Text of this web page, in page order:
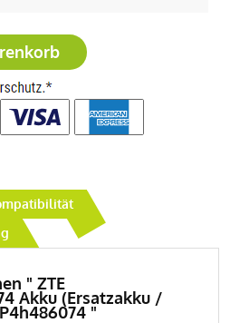
" ZTE
Akku (Ersatzakku /
"